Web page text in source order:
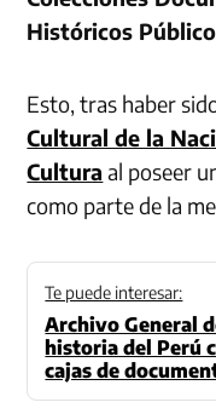
Históricos
Esto, tras haber
Cultural de la
Cultura al poseer
como parte de la
Te puede interesar:
Archivo General
historia del Perú
cajas de
notariales